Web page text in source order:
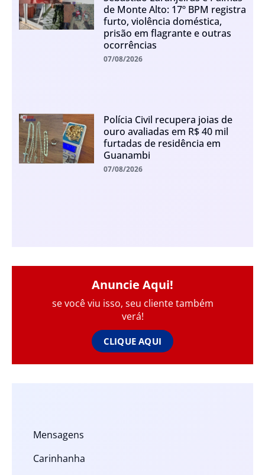
de Monte Alto: 17º BPM registra
furto, violência doméstica,
prisão em flagrante e outras
ocorrências
07/08/2026
Polícia Civil recupera joias de
ouro avaliadas em R$ 40 mil
furtadas de residência em
Guanambi
07/08/2026
Anuncie Aqui!
se você viu isso, seu cliente também
verá!
CLIQUE AQUI
Mensagens
Carinhanha